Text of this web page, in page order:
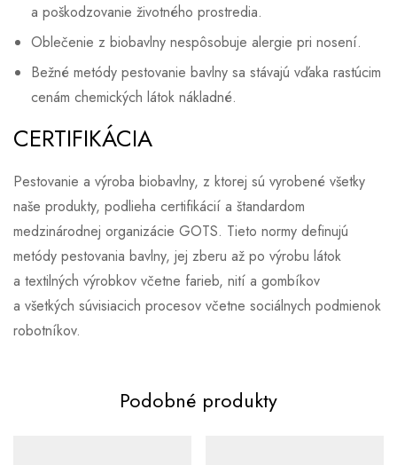
a poškodzovanie životného prostredia.
Oblečenie z biobavlny nespôsobuje alergie pri nosení.
Bežné metódy pestovanie bavlny sa stávajú vďaka rastúcim
cenám chemických látok nákladné.
CERTIFIKÁCIA
Pestovanie a výroba biobavlny, z ktorej sú vyrobené všetky
naše produkty, podlieha certifikácií a štandardom
medzinárodnej organizácie GOTS. Tieto normy definujú
metódy pestovania bavlny, jej zberu až po výrobu látok
a textilných výrobkov včetne farieb, nití a gombíkov
a všetkých súvisiacich procesov včetne sociálnych podmienok
robotníkov.
Podobné produkty